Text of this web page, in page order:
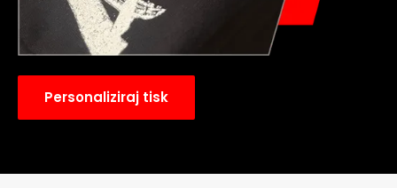
Personaliziraj tisk